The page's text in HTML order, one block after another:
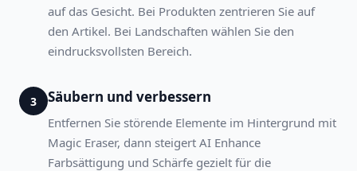
auf das Gesicht. Bei Produkten zentrieren Sie auf
den Artikel. Bei Landschaften wählen Sie den
eindrucksvollsten Bereich.
3 Säubern und verbessern
Entfernen Sie störende Elemente im Hintergrund mit
Magic Eraser, dann steigert AI Enhance
Farbsättigung und Schärfe gezielt für die